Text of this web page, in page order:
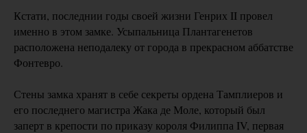
Кстати, последнии годы своей жизни Генрих II провел
именно в этом замке. Усыпальница Плантагенетов
расположена неподалеку от города в прекрасном аббатстве
Фонтевро.
Стены замка хранят в себе секреты ордена Тамплиеров и
его последнего магистра Жака де Моле, который был
заперт в крепости по приказу короля Филиппа IV, первая